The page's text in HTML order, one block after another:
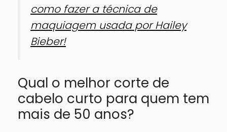
como fazer a técnica de
maquiagem usada por Hailey
Bieber!
Qual o melhor corte de
cabelo curto para quem tem
mais de 50 anos?